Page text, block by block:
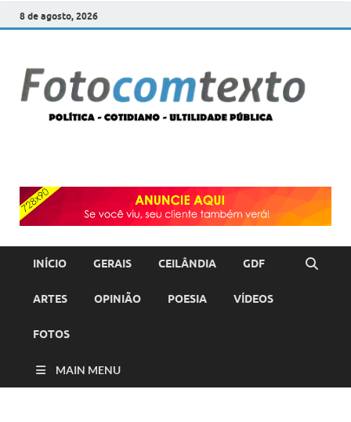
8 de agosto, 2026
INÍCIO GERAIS CEILÂNDIA GDF
ARTES OPINIÃO POESIA VÍDEOS
FOTOS
MAIN MENU